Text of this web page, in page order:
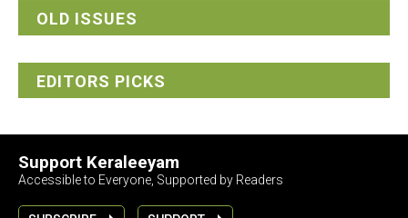
OLD ISSUES
EDITORS PICKS
Support Keraleeyam
Accessible to Everyone, Supported by Readers